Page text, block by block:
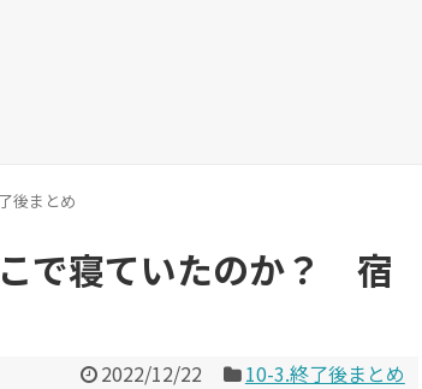
後まとめ
こで寝ていたのか？ 宿
2022/12/22 10-3.終了後まとめ